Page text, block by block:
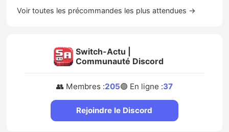
Voir toutes les précommandes les plus attendues →
Switch-Actu |
Communauté Discord
👥 Membres :205🟢 En ligne :37
Rejoindre le Discord